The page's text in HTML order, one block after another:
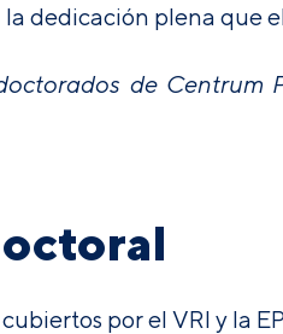
dedicación plena que
de Centrum
por el VRI y la